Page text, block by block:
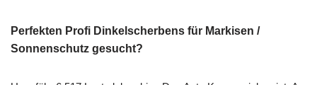
Perfekten Profi Dinkelscherbens für Markisen /
Sonnenschutz gesucht?